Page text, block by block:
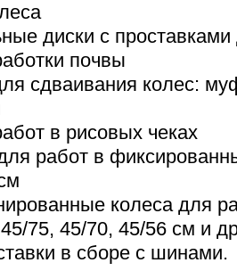
диски с
почвы
сдваивания колес:
в рисовых чеках
работ в
колеса для
75, 45/70, 45/56 см и
в сборе с шинами.